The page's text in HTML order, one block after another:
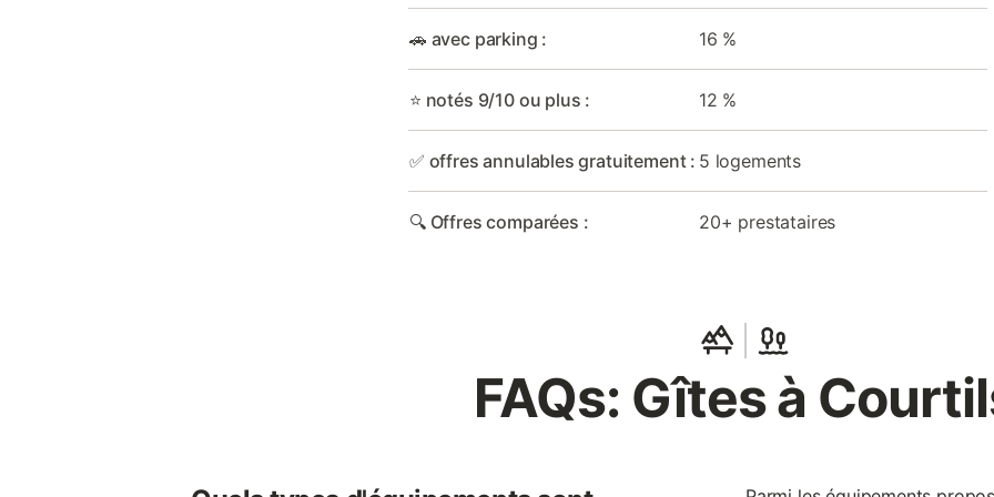
🚗 avec parking : 16 %
⭐ notés 9/10 ou plus : 12 %
✅ offres annulables gratuitement : 5 logements
🔍 Offres comparées : 20+ prestataires
FAQs: Gîtes à